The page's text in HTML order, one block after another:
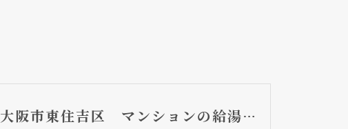
大阪市東住吉区 マンションの給湯器取替リフォーム工事